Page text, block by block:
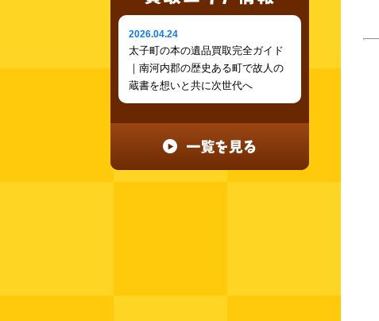
2026.04.24
太子町の本の遺品買取完全ガイド
｜南河内郡の歴史ある町で故人の
蔵書を想いと共に次世代へ